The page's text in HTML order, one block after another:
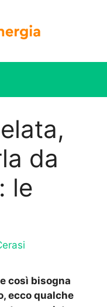
da
le
così bisogna
ecco qualche